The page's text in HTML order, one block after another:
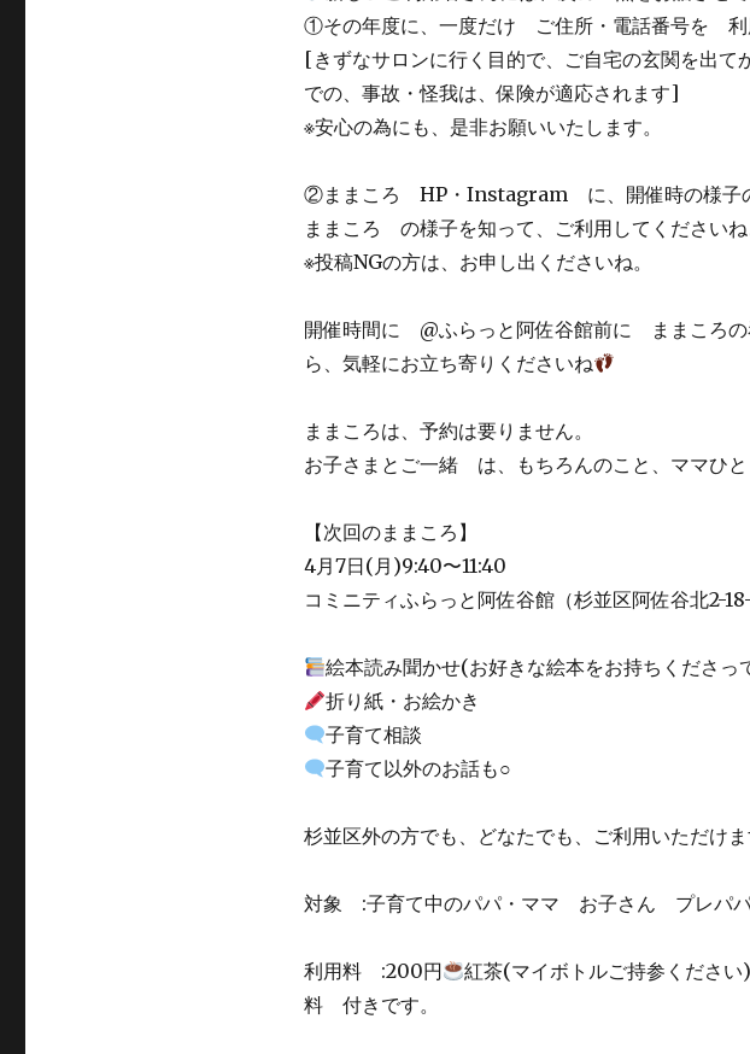
①その年度に、一度だけ ご住所・電話番号を 利
[きずなサロンに行く目的で、ご自宅の玄関を出て
での、事故・怪我は、保険が適応されます]
※安心の為にも、是非お願いいたします。
②ままころ HP・Instagram に、開催時の様子
ままころ の様子を知って、ご利用してください
※投稿NGの方は、お申し出くださいね。
開催時間に @ふらっと阿佐谷館前に ままころの
ら、気軽にお立ち寄りくださいね
ままころは、予約は要りません。
お子さまとご一緒 は、もちろんのこと、ママひ
【次回のままころ】
4月7日(月)9:40〜11:40
コミニティふらっと阿佐谷館（杉並区阿佐谷北2-
絵本読み聞かせ(お好きな絵本をお持ちくださ
折り紙・お絵かき
子育て相談
子育て以外のお話も○
杉並区外の方でも、どなたでも、ご利用いただけ
対象 :子育て中のパパ・ママ お子さん プレパパ
利用料 :200円 紅茶(マイボトルご持参くださ
料 付きです。